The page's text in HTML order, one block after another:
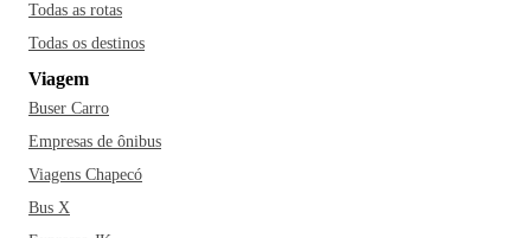
Todas as rotas
Todas os destinos
Viagem
Buser Carro
Empresas de ônibus
Viagens Chapecó
Bus X